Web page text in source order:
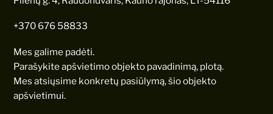
+370 676 58833
Mes galime padėti.
Parašykite apšvietimo objekto pavadinimą, plotą.
Mes atsiųsime konkretų pasiūlymą, šio objekto
apšvietimui.